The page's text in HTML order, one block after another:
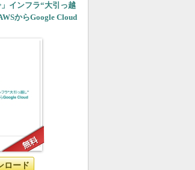
」インフラ“大引っ越
からGoogle Cloud
ロード